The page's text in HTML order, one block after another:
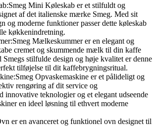
Mini Køleskab er et stilfuldt og
af det italienske mærke Smeg. Med sit
og moderne funktioner passer dette køleskab
køkkenindretning.
Mælkeskummer er en elegant og
cremet og skummende mælk til din kaffe
stilfulde design og høje kvalitet er denne
tilføjelse til dit kaffebrygningsritual.
Opvaskemaskine er et pålideligt og
rengøring af dit service og
innovative teknologier og et elegant udseende
en ideel løsning til ethvert moderne
er en avanceret og funktionel ovn designet til